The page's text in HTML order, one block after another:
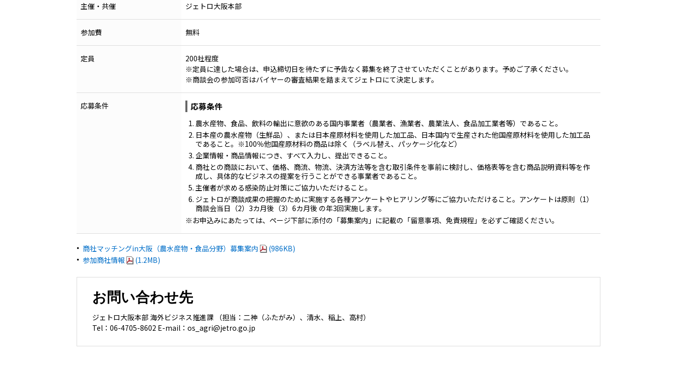
主催・共催 ジェトロ大阪本部
参加費 無料
定員
200社程度
※定員に達した場合は、申込締切日を待たずに予告なく募集を終了させていただくことがあります。予めご了承ください。
※商談会の参加可否はバイヤーの審査結果を踏まえてジェトロにて決定します。
応募条件 応募条件
農水産物、食品、飲料の輸出に意欲のある国内事業者（農業者、漁業者、農業法人、食品加工業者等）であること。
日本産の農水産物（生鮮品）、または日本産原材料を使用した加工品、日本国内で生産された他国産原材料を使用した加工品
であること。※100％他国産原材料の商品は除く（ラベル替え、パッケージ化など）
企業情報・商品情報につき、すべて入力し、提出できること。
商社との商談において、価格、商流、物流、決済方法等を含む取引条件を事前に検討し、価格表等を含む商品説明資料等を作
成し、具体的なビジネスの提案を行うことができる事業者であること。
主催者が求める感染防止対策にご協力いただけること。
ジェトロが商談成果の把握のために実施する各種アンケートやヒアリング等にご協力いただけること。アンケートは原則（1）
商談会当日（2）3カ月後（3）6カ月後 の年3回実施します。
※お申込みにあたっては、ページ下部に添付の「募集案内」に記載の「留意事項、免責規程」を必ずご確認ください。
商社マッチングin大阪（農水産物・食品分野）募集案内
(986KB)
参加商社情報
(1.2MB)
お問い合わせ先
ジェトロ大阪本部 海外ビジネス推進課 （担当：二神（ふたがみ）、清水、稲上、高村）
Tel：06-4705-8602 E-mail：os_agri@jetro.go.jp